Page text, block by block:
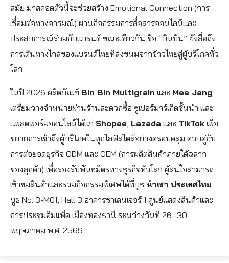
สมัย มาสคอตตัวนี้จะช่วยสร้าง Emotional Connection (การ
เชื่อมต่อทางอารมณ์) ผ่านกิจกรรมการสื่อสารออนไลน์และ
ประสบการณ์ร่วมกับแบรนด์ ขณะเดียวกัน ชื่อ “บินบิน” ยังสื่อถึง
การเดินทางไกลของแบรนด์ไทยที่ส่งขนมจากข้าวไทยสู่ผู้บริโภคทั่ว
โลก
ในปี 2026 ผลิตภัณฑ์ Bin Bin Multigrain และ Mee Jang
เตรียมวางจำหน่ายผ่านร้านสะดวกซื้อ ซูเปอร์มาร์เก็ตชั้นนำ และ
แพลตฟอร์มออนไลน์ได้แก่ Shopee Lazada และ TikTok เพื่อ
ขยายการเข้าถึงผู้บริโภคในทุกไลฟ์สไตล์อย่างครอบคลุม ควบคู่กับ
การต่อยอดธุรกิจ ODM และ OEM (การผลิตสินค้าภายใต้ฉลาก
ของลูกค้า) เพื่อรองรับพันธมิตรทางธุรกิจทั่วโลก ผู้สนใจสามารถ
เข้าชมสินค้าและร่วมกิจกรรมพิเศษได้ที่บูธ นำเชา ประเทศไทย
บูธ No. 3-M01, Hall 3 อาคารชาเลนเจอร์ 1 ศูนย์แสดงสินค้าและ
การประชุมอิมแพ็ค เมืองทองธานี ระหว่างวันที่ 26–30
พฤษภาคม พ.ศ. 2569